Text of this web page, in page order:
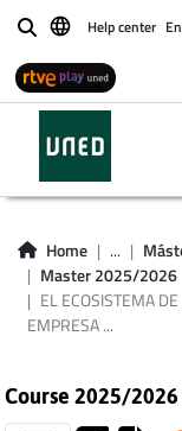
BuscarHelp center
Home ...
Master 2025/2026
EL ECOSISTEMA
EMPRESA ...
EL
LA
E
Course 2025/2026